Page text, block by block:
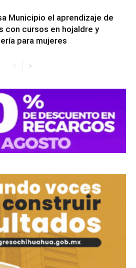
Municipio el aprendizaje de
con cursos en hojaldre y
para mujeres